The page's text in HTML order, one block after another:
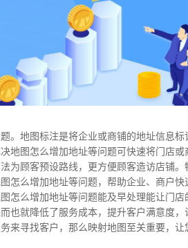
。地图标注是将企业或商铺的地址信息
地图怎么增加地址等问题可快速将门店或
为顾客预设路线，更方便顾客造访店铺。
怎么增加地址等问题，帮助企业、商户快
怎么增加地址等问题能及早处理能让门店
也就降低了服务成本，提升客户满意度，
来寻找客户，那么映射地图至关重要，让